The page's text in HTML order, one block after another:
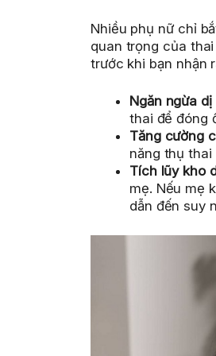
Nhiều phụ nữ chỉ
quan trọng của
trước khi bạn nhận
Ngăn ngừa
thai để đóng
Tăng cường
năng thụ
Tích lũy kho
mẹ. Nếu mẹ
dẫn đến suy